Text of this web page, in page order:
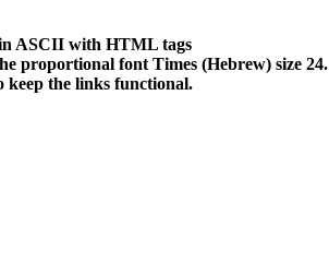
ASCII with HTML tags
proportional font Times (Hebrew) size 24.
keep the links functional.